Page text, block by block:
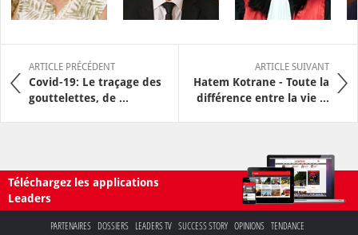
ARTICLE PRÉCÉDENT
Covid-19: Le traçage des
gouttelettes, de ...
ARTICLE SUIVANT
Hatem Kotrane - Toute la
différence entre la vie ...
Téléchargez les applications
Leaders
PARTENAIRES DOSSIERS LEADERS TV SUCCESS STORY OPINIONS TENDANCE